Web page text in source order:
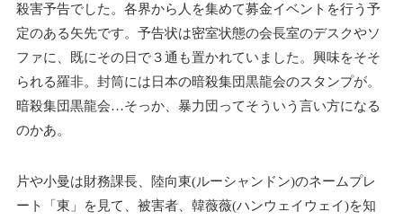
殺害予告でした。各界から人を集めて募金イベントを行う予
定のある矢先です。予告状は密室状態の会長室のデスクやソ
ファに、既にその日で３通も置かれていました。興味をそそ
られる羅非。封筒には日本の暗殺集団黒龍会のスタンプが。
暗殺集団黒龍会…そっか、暴力団ってそういう言い方になる
のかあ。
片や小曼は財務課長、陸向東(ルーシャンドン)のネームプレ
ート「東」を見て、被害者、韓薇薇(ハンウェイウェイ)を知